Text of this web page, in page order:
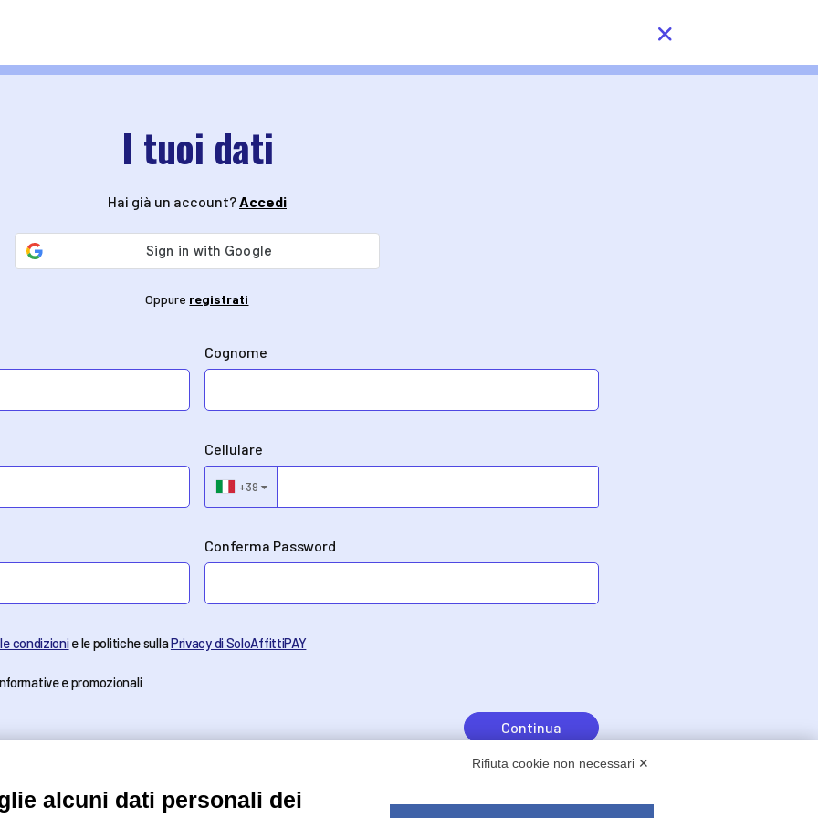
I tuoi dati
Hai già un account?Accedi
Oppure registrati
Cognome
Cellulare
+39 ▼
Conferma Password
condizionie le politiche sullaPrivacy di SoloAffittiPAY
e promozionali
Continua
Rifiuta cookie non necessari ✕
alcuni dati personali dei